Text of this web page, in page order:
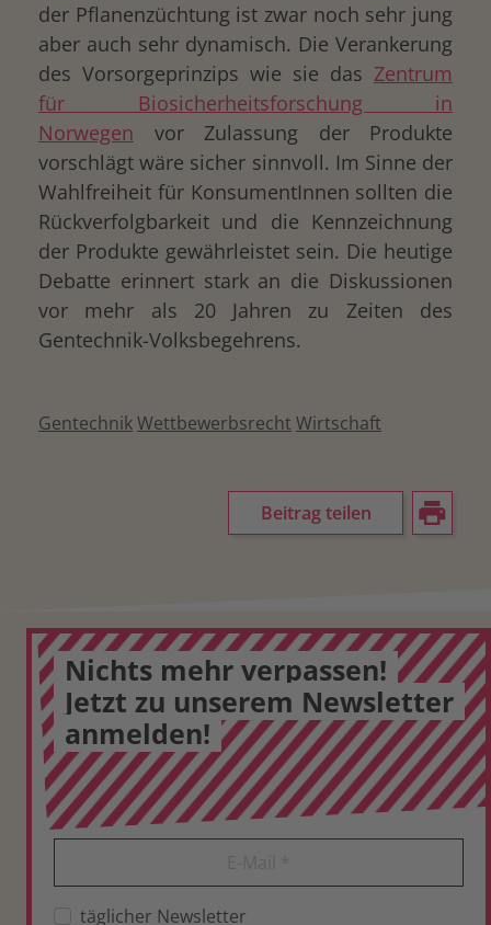
der Pflanenzüchtung ist zwar noch sehr jung
aber auch sehr dynamisch. Die Verankerung
des Vorsorgeprinzips wie sie das Zentrum
für Biosicherheitsforschung in
Norwegen vor Zulassung der Produkte
vorschlägt wäre sicher sinnvoll. Im Sinne der
Wahlfreiheit für KonsumentInnen sollten die
Rückverfolgbarkeit und die Kennzeichnung
der Produkte gewährleistet sein. Die heutige
Debatte erinnert stark an die Diskussionen
vor mehr als 20 Jahren zu Zeiten des
Gentechnik-Volksbegehrens.
GentechnikWettbewerbsrecht Wirtschaft
Beitrag teilen
Nichts mehr verpassen!
Jetzt zu unserem Newsletter
anmelden!
täglicher Newsletter